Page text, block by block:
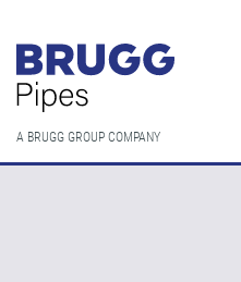
A BRUGG GROUP COMPANY